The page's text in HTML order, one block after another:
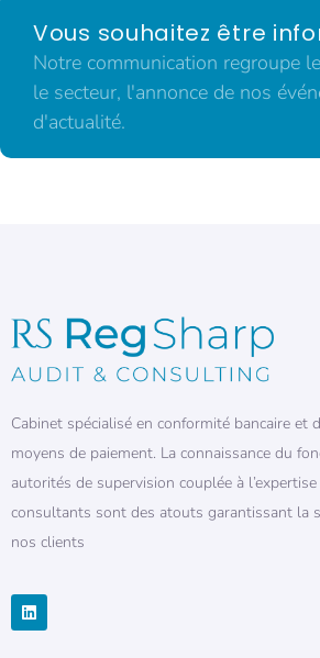
Vous souhaitez être
Notre communication regroupe
le secteur, l'annonce de nos
d'actualité.
Cabinet spécialisé en conformité bancaire et
moyens de paiement. La connaissance du
autorités de supervision couplée à
consultants sont des atouts garantissant la
nos clients